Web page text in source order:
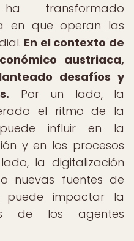
transformado
en que operan las
En el contexto de
austriaca,
desafíos y
Por un lado, la
el ritmo de la
influir en la
y en los procesos
la digitalización
nuevas fuentes de
puede impactar la
de los agentes